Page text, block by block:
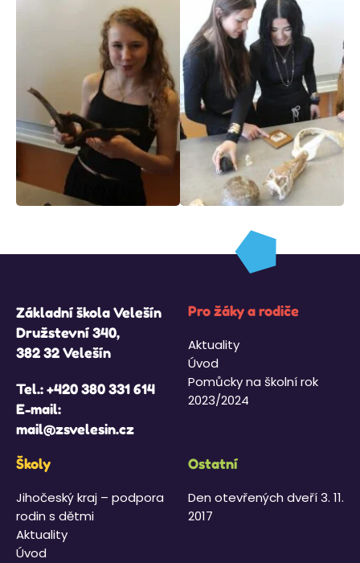
Základní škola Velešín
Družstevní 340,
382 32 Velešín
Tel.:+420 380 331 614
E-mail:
mail@zsvelesin.cz
Pro žáky a rodiče
Aktuality
Úvod
Pomůcky na školní rok
2023/2024
Školy
Jihočeský kraj – podpora
rodin s dětmi
Aktuality
Úvod
Ostatní
Den otevřených dveří 3. 11.
2017